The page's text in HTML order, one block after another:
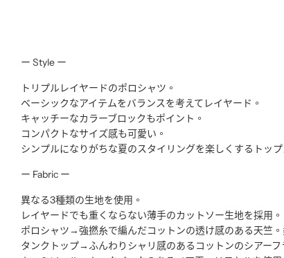
ー Style ー
トリプルレイヤードのポロシャツ。
ベーシックなアイテムをバランスを考えてレイヤード。
キャッチーなカラーブロックもポイント。
コンパクトなサイズ感も可愛い。
シンプルになりがちな夏のスタイリングを楽しくするトップ
ー Fabric ー
異なる3種類の生地を使用。
レイヤードでも重くならない薄手のカットソー生地を採用。
ポロシャツ→強撚糸で編んだコットンの透け感のある天竺
タンクトップ→ふんわりシャリ感のあるコットンのシアーフ